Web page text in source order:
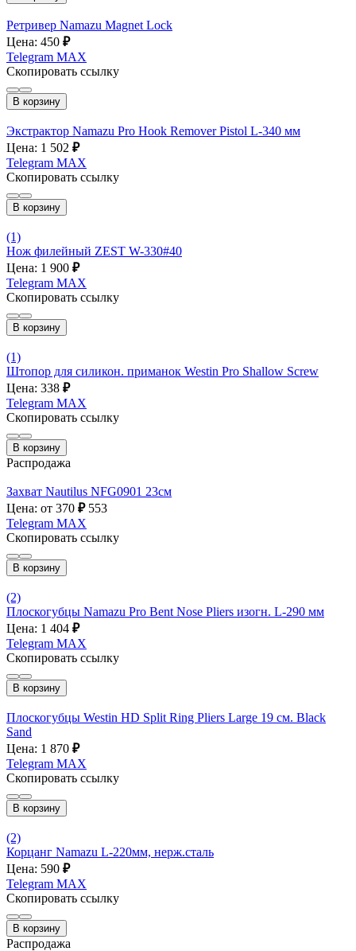
Ретривер Namazu Magnet Lock
Цена: 450 ₽
Telegram MAX
Скопировать ссылку
В корзину
Экстрактор Namazu Pro Hook Remover Pistol L-340 мм
Цена: 1 502 ₽
Telegram MAX
Скопировать ссылку
В корзину
(1)
Нож филейный ZEST W-330#40
Цена: 1 900 ₽
Telegram MAX
Скопировать ссылку
В корзину
(1)
Штопор для силикон. приманок Westin Pro Shallow Screw
Цена: 338 ₽
Telegram MAX
Скопировать ссылку
В корзину
Распродажа
Захват Nautilus NFG0901 23см
Цена: от 370 ₽ 553
Telegram MAX
Скопировать ссылку
В корзину
(2)
Плоскогубцы Namazu Pro Bent Nose Pliers изогн. L-290 мм
Цена: 1 404 ₽
Telegram MAX
Скопировать ссылку
В корзину
Плоскогубцы Westin HD Split Ring Pliers Large 19 см. Black
Sand
Цена: 1 870 ₽
Telegram MAX
Скопировать ссылку
В корзину
(2)
Корцанг Namazu L-220мм, нерж.сталь
Цена: 590 ₽
Telegram MAX
Скопировать ссылку
В корзину
Распродажа